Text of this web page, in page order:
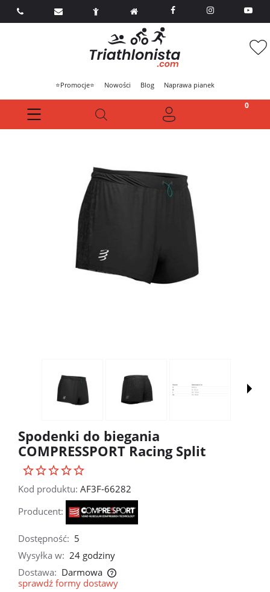
  
⭐Promocje⭐ Nowości Blog Naprawa pianek
Spodenki do biegania
COMPRESSPORT Racing Split
Kod produktu: AF3F-66282
Producent:
Dostępność: 5
Wysyłka w: 24 godziny
Dostawa: Darmowa
Cena nie zawiera ewentualnych kosztów płatności
sprawdź formy dostawy